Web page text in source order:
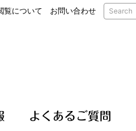
覧について お問い合わせ
よくあるご質問